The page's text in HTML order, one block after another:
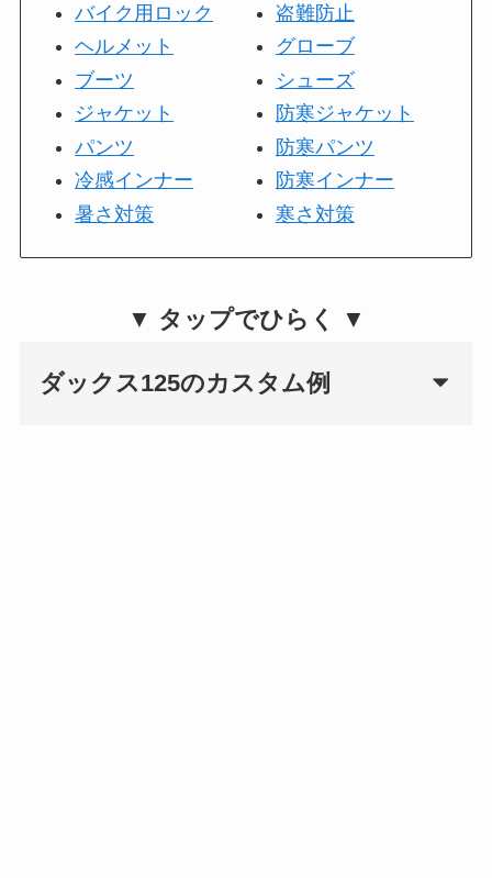
バイク用ロック
ヘルメット
ブーツ
ジャケット
パンツ
冷感インナー
暑さ対策
盗難防止
グローブ
シューズ
防寒ジャケット
防寒パンツ
防寒インナー
寒さ対策
▼ タップでひらく ▼
ダックス125のカスタム例